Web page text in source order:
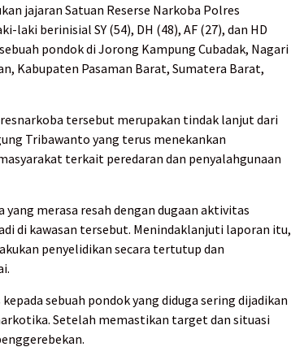
jajaran Satuan Reserse Narkoba Polres
laki berinisial SY (54), DH (48), AF (27), dan HD
pondok di Jorong Kampung Cubadak, Nagari
Kabupaten Pasaman Barat, Sumatera Barat,
tersebut merupakan tindak lanjut dari
Tribawanto yang terus menekankan
terkait peredaran dan penyalahgunaan
merasa resah dengan dugaan aktivitas
di kawasan tersebut. Menindaklanjuti laporan itu,
penyelidikan secara tertutup dan
sebuah pondok yang diduga sering dijadikan
Setelah memastikan target dan situasi